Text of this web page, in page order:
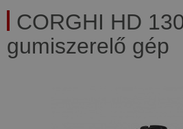
CORGHI HD
gumiszerelő gép